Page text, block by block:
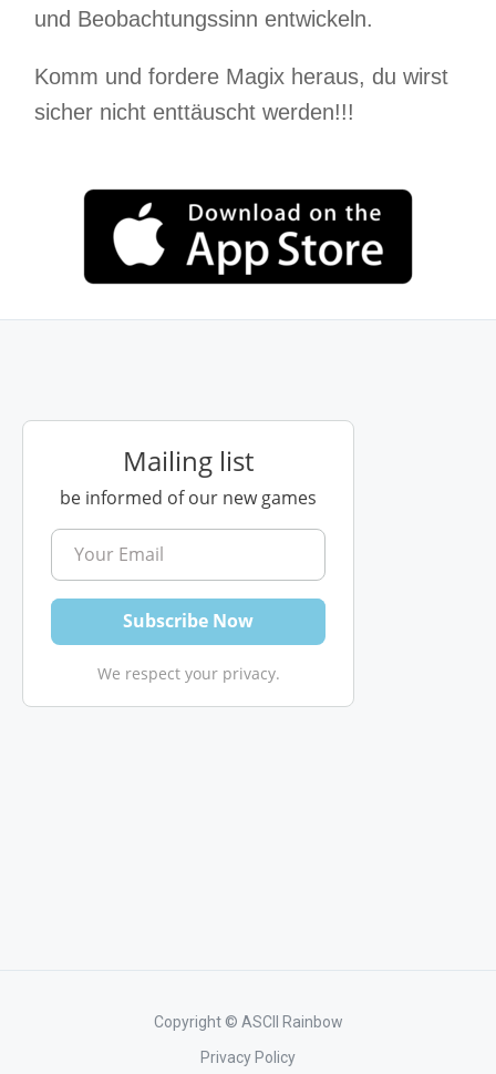
und Beobachtungssinn entwickeln.
Komm und fordere Magix heraus, du wirst
sicher nicht enttäuscht werden!!!
Mailing list
be informed of our new games
We respect your privacy.
Copyright © ASCII Rainbow
Privacy Policy